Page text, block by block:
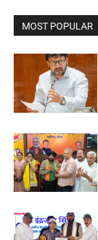
MOST POPULAR